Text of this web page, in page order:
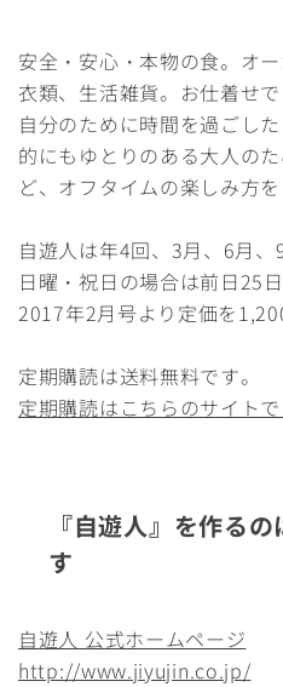
安全・安心・本物の食。オ
衣類、生活雑貨。お仕着せで
自分のために時間を過ごし
的にもゆとりのある大人の
ど、オフタイムの楽しみ方を
自遊人は年4回、3月、6月
日曜・祝日の場合は前日25
2017年2月号より定価を
定期購読は送料無料です。
定期購読はこちらのサイト
『自遊人』を作る
す
自遊人 公式ホームページ
http://www.jiyujin.co.jp/